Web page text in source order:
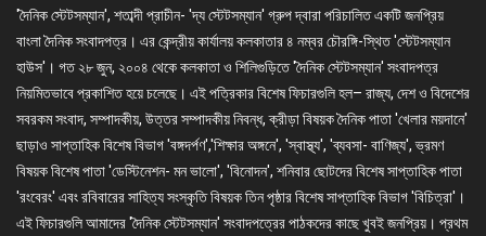
'দৈনিক স্টেটসম্যান', শতাব্দী প্রাচীন- 'দ্য স্টেটসম্যান' গ্রুপ দ্বারা পরিচালিত একটি জনপ্রিয়
বাংলা দৈনিক সংবাদপত্র। এর কেন্দ্রীয় কার্যালয় কলকাতার ৪ নম্বর চৌরঙ্গি-স্থিত 'স্টেটসম্যান
হাউস'। গত ২৮ জুন, ২০০৪ থেকে কলকাতা ও শিলিগুড়িতে 'দৈনিক স্টেটসম্যান' সংবাদপত্র
নিয়মিতভাবে প্রকাশিত হয়ে চলেছে। এই পত্রিকার বিশেষ ফিচারগুলি হল– রাজ্য, দেশ ও বিদেশের
সবরকম সংবাদ, সম্পাদকীয়, উত্তর সম্পাদকীয় নিবন্ধ, ক্রীড়া বিষয়ক দৈনিক পাতা 'খেলার ময়দানে'
ছাড়াও সাপ্তাহিক বিশেষ বিভাগ 'বঙ্গদর্পণ','শিক্ষার অঙ্গনে', 'স্বাস্থ্য', 'ব্যবসা- বাণিজ্য', ভ্রমণ
বিষয়ক বিশেষ পাতা 'ডেস্টিনেশন- মন ভালো', 'বিনোদন', শনিবার ছোটদের বিশেষ সাপ্তাহিক পাতা
'রংবেরং' এবং রবিবারের সাহিত্য সংস্কৃতি বিষয়ক তিন পৃষ্ঠার বিশেষ সাপ্তাহিক বিভাগ 'বিচিত্রা'।
এই ফিচারগুলি আমাদের 'দৈনিক স্টেটসম্যান' সংবাদপত্রের পাঠকদের কাছে খুবই জনপ্রিয়। প্রথম